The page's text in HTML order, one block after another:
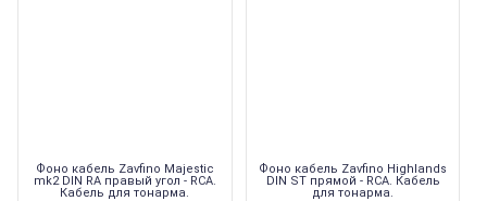
Фоно кабель Zavfino Majestic
mk2 DIN RA правый угол - RCA.
Кабель для тонарма.
Фоно кабель Zavfino Highlands
DIN ST прямой - RCA. Кабель
для тонарма.